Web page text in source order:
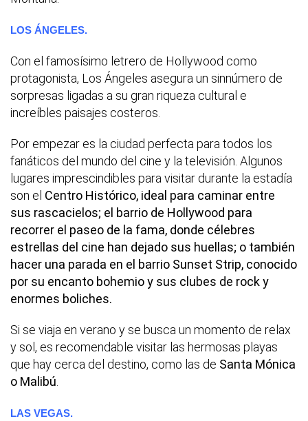
LOS ÁNGELES.
Con el famosísimo letrero de Hollywood como
protagonista, Los Ángeles asegura un sinnúmero de
sorpresas ligadas a su gran riqueza cultural e
increíbles paisajes costeros.
Por empezar es la ciudad perfecta para todos los
fanáticos del mundo del cine y la televisión. Algunos
lugares imprescindibles para visitar durante la estadía
son el Centro Histórico, ideal para caminar entre
sus rascacielos; el barrio de Hollywood para
recorrer el paseo de la fama, donde célebres
estrellas del cine han dejado sus huellas; o también
hacer una parada en el barrio Sunset Strip, conocido
por su encanto bohemio y sus clubes de rock y
enormes boliches.
Si se viaja en verano y se busca un momento de relax
y sol, es recomendable visitar las hermosas playas
que hay cerca del destino, como las de Santa Mónica
o Malibú.
LAS VEGAS.